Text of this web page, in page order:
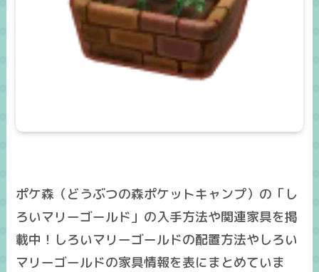
ポケ森（どうぶつの森ポケットキャンプ）の「し
ろいマリーゴールド」の入手方法や関連家具を掲
載中！しろいマリーゴールドの配置方法やしろい
マリーゴールドの家具情報を表にまとめていま